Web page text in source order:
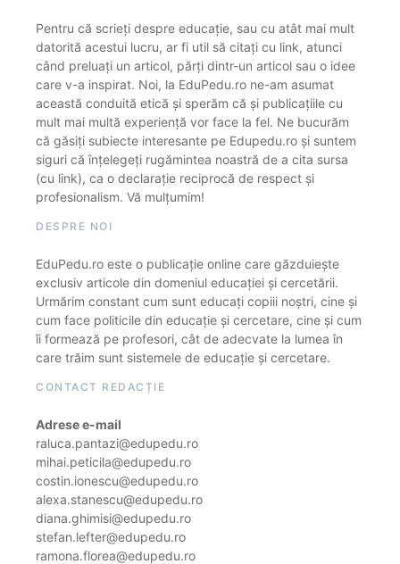
Pentru că scrieți despre educație, sau cu atât mai mult
datorită acestui lucru, ar fi util să citați cu link, atunci
când preluați un articol, părți dintr-un articol sau o idee
care v-a inspirat. Noi, la EduPedu.ro ne-am asumat
această conduită etică și sperăm că și publicațiile cu
mult mai multă experiență vor face la fel. Ne bucurăm
că găsiți subiecte interesante pe Edupedu.ro și suntem
siguri că înțelegeți rugămintea noastră de a cita sursa
(cu link), ca o declarație reciprocă de respect și
profesionalism. Vă mulțumim!
DESPRE NOI
EduPedu.ro este o publicație online care găzduiește
exclusiv articole din domeniul educației și cercetării.
Urmărim constant cum sunt educați copiii noștri, cine și
cum face politicile din educație și cercetare, cine și cum
îi formează pe profesori, cât de adecvate la lumea în
care trăim sunt sistemele de educație și cercetare.
CONTACT REDACȚIE
Adrese e-mail
raluca.pantazi@edupedu.ro
mihai.peticila@edupedu.ro
costin.ionescu@edupedu.ro
alexa.stanescu@edupedu.ro
diana.ghimisi@edupedu.ro
stefan.lefter@edupedu.ro
ramona.florea@edupedu.ro